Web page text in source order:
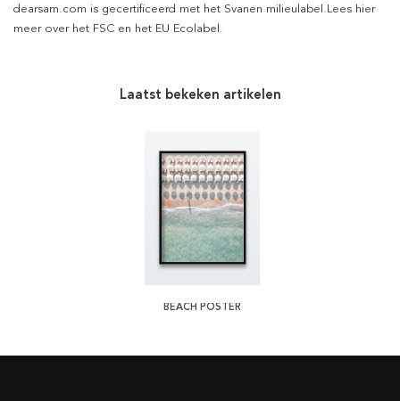
dearsam.com is gecertificeerd met het Svanen milieulabel.Lees hier
meer over het FSC en het EU Ecolabel.
Laatst bekeken artikelen
BEACH POSTER